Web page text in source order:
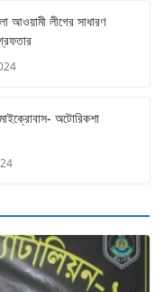
আওয়ামী লীগের সাধারণ
মাইক্রোবাস- অটোরিকশা